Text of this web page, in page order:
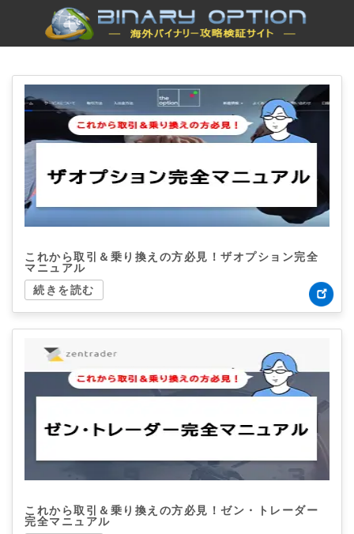
これから取引＆乗り換えの方必見！ザオプション完全
マニュアル
続きを読む
これから取引＆乗り換えの方必見！ゼン・トレーダー
完全マニュアル